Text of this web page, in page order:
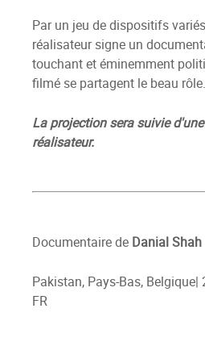
Par un jeu de dispositifs
réalisateur signe un
touchant et éminemment
filmé se partagent le beau rôle.
La projection sera suivie
réalisateur.
Documentaire de Danial Shah
Pakistan, Pays-Bas, Belgique|
FR